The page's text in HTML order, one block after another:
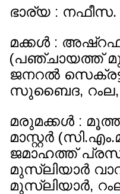
ഭാര്യ : നഫീസ.
മക്കൾ :
(പഞ്ചായത്ത്‌
ജനറൽ
സുബൈദ, റംല,
മരുമക്കൾ :
മാസ്റ്റർ
ജമാഹത്ത്
മുസ്ലിയാർ
മുസ്ലിയാർ,